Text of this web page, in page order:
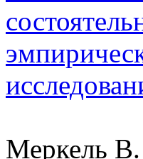
Меркель